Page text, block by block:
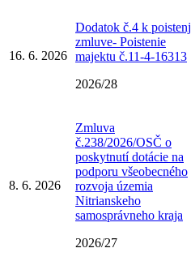
16. 6. 2026
Dodatok č.4 k poistenj
zmluve- Poistenie
majektu č.11-4-16313
2026/28
8. 6. 2026
Zmluva
č.238/2026/OSČ o
poskytnutí dotácie na
podporu všeobecného
rozvoja územia
Nitrianskeho
samosprávneho kraja
2026/27